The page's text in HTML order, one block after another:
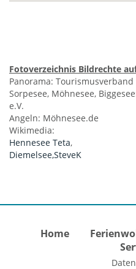
Fotoverzeichnis Bildrechte
Panorama:
Sorpesee, Möhnesee,
e.V.
Angeln: Möhnesee.de
Wikimedia:
Hennesee Teta,
Diemelsee,SteveK
Home